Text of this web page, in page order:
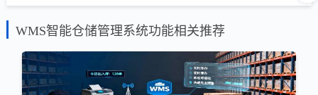
WMS智能仓储管理系统功能相关推荐